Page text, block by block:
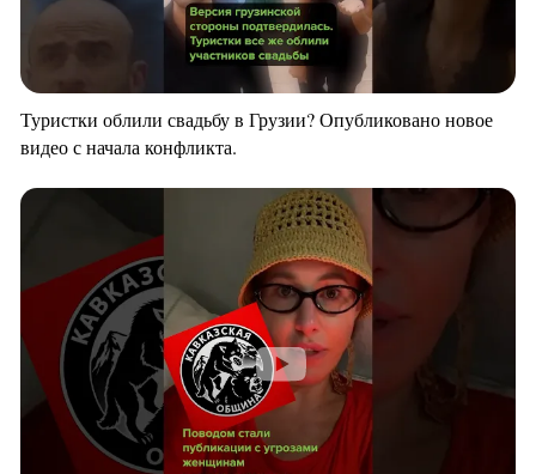
Туристки облили свадьбу в Грузии? Опубликовано новое
видео с начала конфликта.